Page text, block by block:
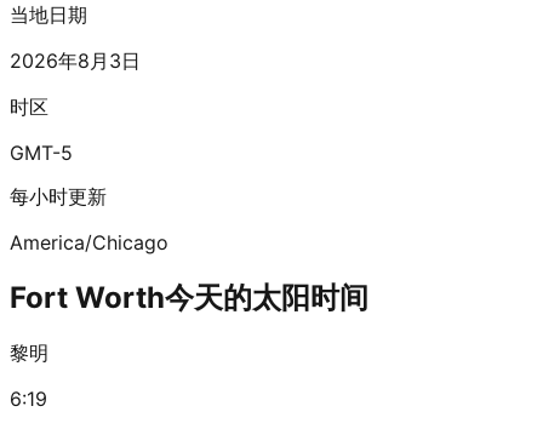
当地日期
2026年8月3日
时区
GMT-5
每小时更新
America/Chicago
Fort Worth今天的太阳时间
黎明
6:19